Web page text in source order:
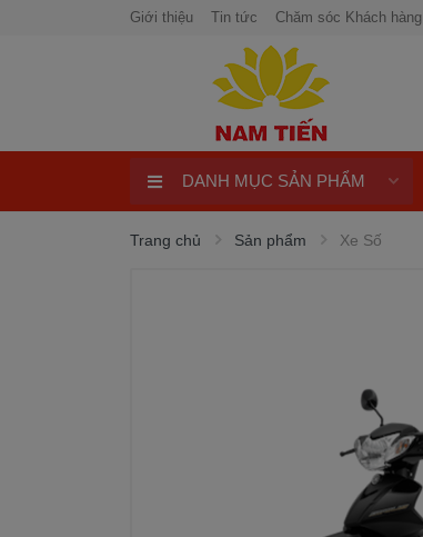
Giới thiệu Tin tức Chăm sóc Khách hàng
Xe Tay Côn
DANH MỤC SẢN PHẨM
Trang chủ Sản phẩm Xe Số